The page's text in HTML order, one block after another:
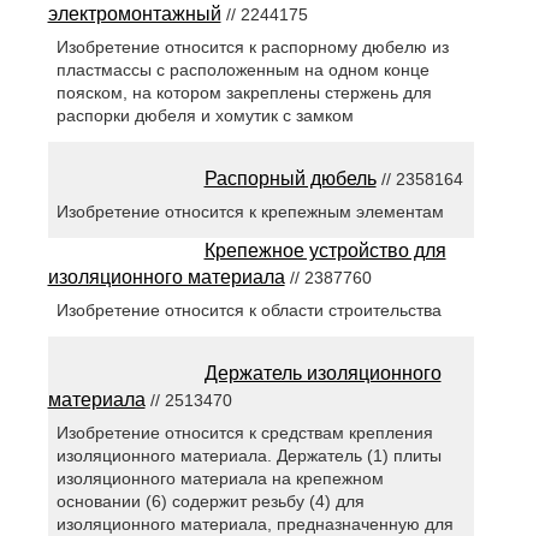
электромонтажный // 2244175
Изобретение относится к распорному дюбелю из
пластмассы с расположенным на одном конце
пояском, на котором закреплены стержень для
распорки дюбеля и хомутик с замком
Распорный дюбель// 2358164
Изобретение относится к крепежным элементам
Крепежное устройство для
изоляционного материала// 2387760
Изобретение относится к области строительства
Держатель изоляционного
материала// 2513470
Изобретение относится к средствам крепления
изоляционного материала. Держатель (1) плиты
изоляционного материала на крепежном
основании (6) содержит резьбу (4) для
изоляционного материала, предназначенную для